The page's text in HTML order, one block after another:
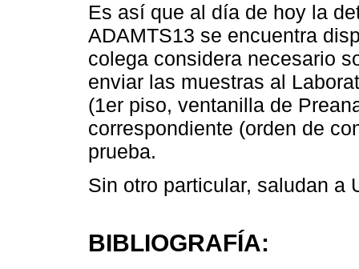
Es así que al día de hoy la
ADAMTS13 se encuentra
colega considera necesario
enviar las muestras al
(1er piso, ventanilla de
correspondiente (orden de
prueba.
Sin otro particular, saludan a
BIBLIOGRAFÍA: